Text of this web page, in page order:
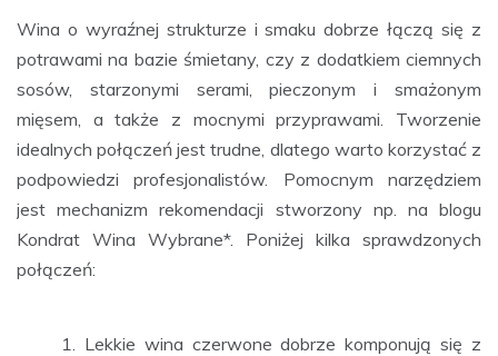
Wina o wyraźnej strukturze i smaku dobrze łączą się z
potrawami na bazie śmietany, czy z dodatkiem ciemnych
sosów, starzonymi serami, pieczonym i smażonym
mięsem, a także z mocnymi przyprawami. Tworzenie
idealnych połączeń jest trudne, dlatego warto korzystać z
podpowiedzi profesjonalistów. Pomocnym narzędziem
jest mechanizm rekomendacji stworzony np. na blogu
Kondrat Wina Wybrane*. Poniżej kilka sprawdzonych
połączeń:
Lekkie wina czerwone dobrze komponują się z